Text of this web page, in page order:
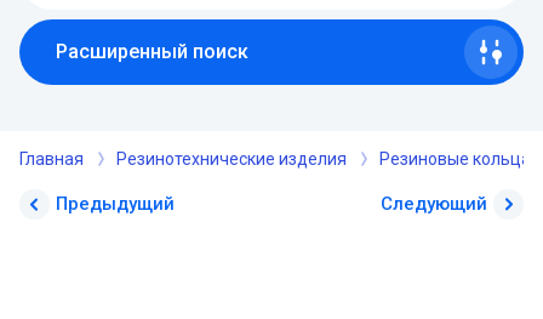
Расширенный поиск
Главная Резинотехнические изделия Резиновые кольца
Предыдущий Следующий